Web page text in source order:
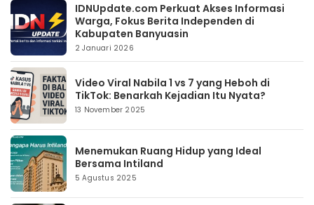
IDNUpdate.com Perkuat Akses Informasi
Warga, Fokus Berita Independen di
Kabupaten Banyuasin
2 Januari 2026
Video Viral Nabila 1 vs 7 yang Heboh di
TikTok: Benarkah Kejadian Itu Nyata?
13 November 2025
Menemukan Ruang Hidup yang Ideal
Bersama Intiland
5 Agustus 2025